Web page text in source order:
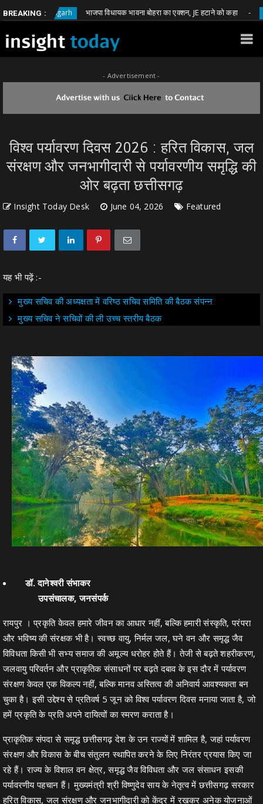
BREAKING : भाजपा विधायक भावना बोहरा का एक्शन, JE हटाने को कहा
- Advertisement -
विश्व पर्यावरण दिवस 2026 : हरित विकास, जल
संरक्षण और जनभागीदारी से पर्यावरणीय समृद्धि की
ओर बढ़ता छत्तीसगढ़
Insight Today Desk June 04, 2026 Featured
यह भी पढ़ें :-
मुख्य सचिव की अध्यक्षता में वरिष्ठ सचिव समिति की बैठक संपन्न
मुख्य सचिव ने सचिवों की ली उच्च स्तरीय बैठक
डॉ. दानेश्वरी संभाकर
उपसंचालक, जनसंपर्क
रायपुर । प्रकृति केवल हमारे जीवन का आधार नहीं, बल्कि हमारी संस्कृति, परंपरा
और भविष्य की संरक्षक भी है। स्वच्छ वायु, निर्मल जल, घने वन और समृद्ध जैव
विविधता किसी भी सभ्य समाज की अमूल्य धरोहर होते हैं। तेजी से बढ़ते शहरीकरण,
जलवायु परिवर्तन और प्राकृतिक संसाधनों पर बढ़ते दबाव के इस दौर में पर्यावरण
संरक्षण केवल एक विकल्प नहीं, बल्कि मानव अस्तित्व की अनिवार्य आवश्यकता बन
चुका है। इसी उद्देश्य से प्रतिवर्ष 5 जून को विश्व पर्यावरण दिवस मनाया जाता है, जो
हमें प्रकृति के प्रति अपने दायित्वों का स्मरण कराता है।
प्राकृतिक संपदा से समृद्ध छत्तीसगढ़ देश के उन राज्यों में शामिल है, जहां पर्यावरण
संरक्षण और विकास के बीच संतुलन स्थापित करने के लिए निरंतर प्रयास किए जा
रहे हैं। राज्य के विशाल वन क्षेत्र, समृद्ध जैव विविधता और जल संसाधन इसकी
पर्यावरणीय पहचान हैं। मुख्यमंत्री श्री विष्णुदेव साय के नेतृत्व में छत्तीसगढ़ सरकार
हरित विकास, जल संरक्षण और जनभागीदारी को केंद्र में रखकर अनेक योजनाओं